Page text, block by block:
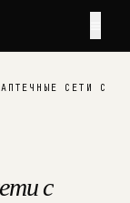
СЕТИ С
с